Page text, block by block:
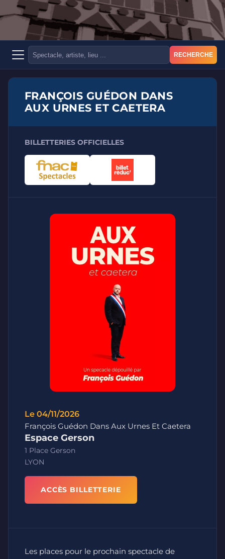
RECHERCHE
FRANÇOIS GUÉDON DANS
AUX URNES ET CAETERA
BILLETTERIES OFFICIELLES
Le 04/11/2026
François Guédon Dans Aux Urnes Et Caetera
Espace Gerson
1 Place Gerson
LYON
ACCÈS BILLETTERIE
Les places pour le prochain spectacle de